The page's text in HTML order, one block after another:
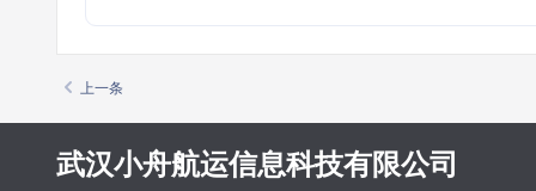
上一条
武汉小舟航运信息科技有限公司